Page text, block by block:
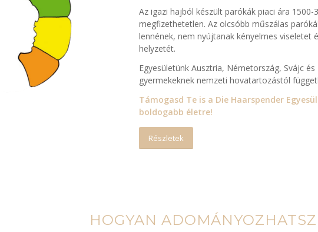
Az igazi hajból készült parókák piaci ára
megfizethetetlen. Az olcsóbb műszálas
lennének, nem nyújtanak kényelmes
helyzetét.
Egyesületünk Ausztria, Németország, Svájc
gyermekeknek nemzeti hovatartozástól
Támogasd Te is a Die Haarspender
boldogabb életre!
Részletek
HOGYAN